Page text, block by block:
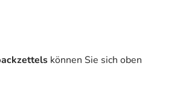
aus der Brust und
Monatsblutung
prolaktinbildend (Tumor der
können Sie sich oben